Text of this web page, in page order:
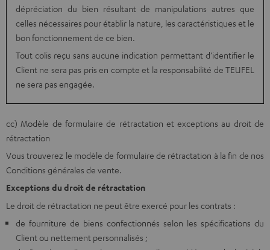
dépréciation du bien résultant de manipulations autres que
celles nécessaires pour établir la nature, les caractéristiques et le
bon fonctionnement de ce bien.
Tout colis reçu sans aucune indication permettant d’identifier le
Client ne sera pas pris en compte et la responsabilité de TEUFEL
ne sera pas engagée.
cc) Modèle de formulaire de rétractation et exceptions au droit de
rétractation
Vous trouverez le modèle de formulaire de rétractation à la fin de nos
Conditions générales de vente.
Exceptions du droit de rétractation
Le droit de rétractation ne peut être exercé pour les contrats :
de fourniture de biens confectionnés selon les spécifications du
Client ou nettement personnalisés ;